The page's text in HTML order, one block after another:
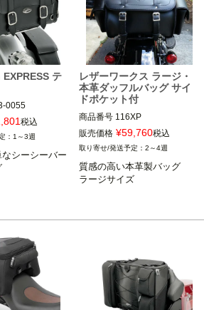
テ
0055
ドルマン）
税込
1～3週
シーシーバー
レザーワークス ラージ・
本革ダッフルバッグ サイ
ドポケット付
商品番号 116XP
Leatherworks（レザーワーク
販売価格 ¥59,760税込
2～4週
質感の高い本革製バッグ
ラージサイズ